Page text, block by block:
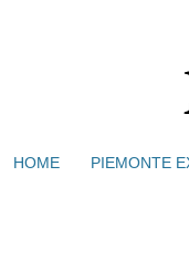
HOME PIEMONTE